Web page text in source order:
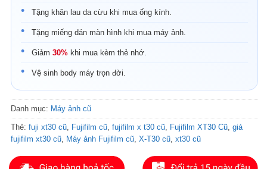
Tặng khăn lau da cừu khi mua ống kính.
Tặng miếng dán màn hình khi mua máy ảnh.
Giảm 30% khi mua kèm thẻ nhớ.
Vệ sinh body máy trọn đời.
Danh mục: Máy ảnh cũ
Thẻ: fuji xt30 cũ Fujifilm cũ fujifilm x t30 cũ Fujifilm XT30 Cũ giá
fujifilm xt30 cũ Máy ảnh Fujifilm cũ X-T30 cũ xt30 cũ